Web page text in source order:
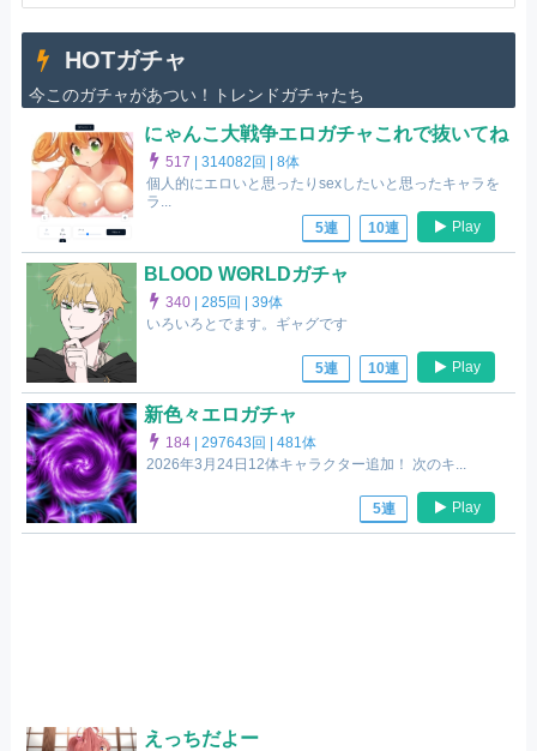
HOTガチャ
今このガチャがあつい！トレンドガチャたち
にゃんこ大戦争エロガチャこれで抜いてね
517 |314082回 |8体
個人的にエロいと思ったりsexしたいと思ったキャラを
ラ...
5連
10連 Play
BLOOD WΘRLDガチャ
340 |285回 |39体
いろいろとでます。ギャグです
5連 10連 Play
新色々エロガチャ
184 |297643回 |481体
2026年3月24日12体キャラクター追加！ 次のキ...
5連 Play
えっちだよー